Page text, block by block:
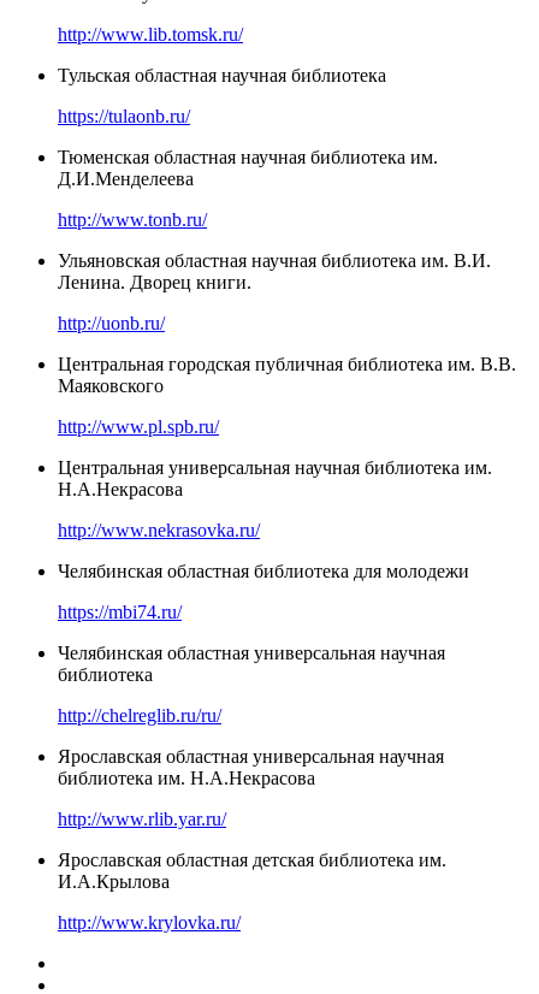
http://www.lib.tomsk.ru/
Тульская областная научная библиотека
https://tulaonb.ru/
Тюменская областная научная библиотека им.
Д.И.Менделеева
http://www.tonb.ru/
Ульяновская областная научная библиотека им. В.И.
Ленина. Дворец книги.
http://uonb.ru/
Центральная городская публичная библиотека им. В.В.
Маяковского
http://www.pl.spb.ru/
Центральная универсальная научная библиотека им.
Н.А.Некрасова
http://www.nekrasovka.ru/
Челябинская областная библиотека для молодежи
https://mbi74.ru/
Челябинская областная универсальная научная
библиотека
http://chelreglib.ru/ru/
Ярославская областная универсальная научная
библиотека им. Н.А.Некрасова
http://www.rlib.yar.ru/
Ярославская областная детская библиотека им.
И.А.Крылова
http://www.krylovka.ru/